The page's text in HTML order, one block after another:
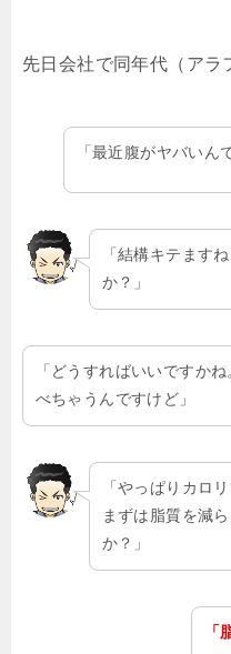
先日会社で同年代（アラ
「最近腹がヤバいん
「結構キテます
か？」
「どうすればいいですか
べちゃうんですけど」
「やっぱりカロ
まずは脂質を減
か？」
「